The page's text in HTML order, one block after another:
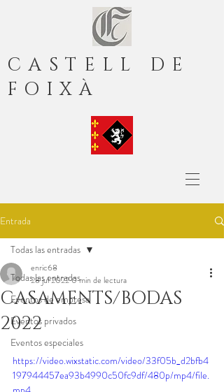
CASTELL DE
FOIXÀ
Entrada
Todas las entradas
Eventos de empresa
Eventos privados
Eventos especiales
Todas las entradas
CASAMENTS/BODAS
2022
enric68
28 jul 20220 min de lectura
https://video.wixstatic.com/video/33f05b_d2bfb4
197944457ea93b4990c50fc9df/480p/mp4/file.